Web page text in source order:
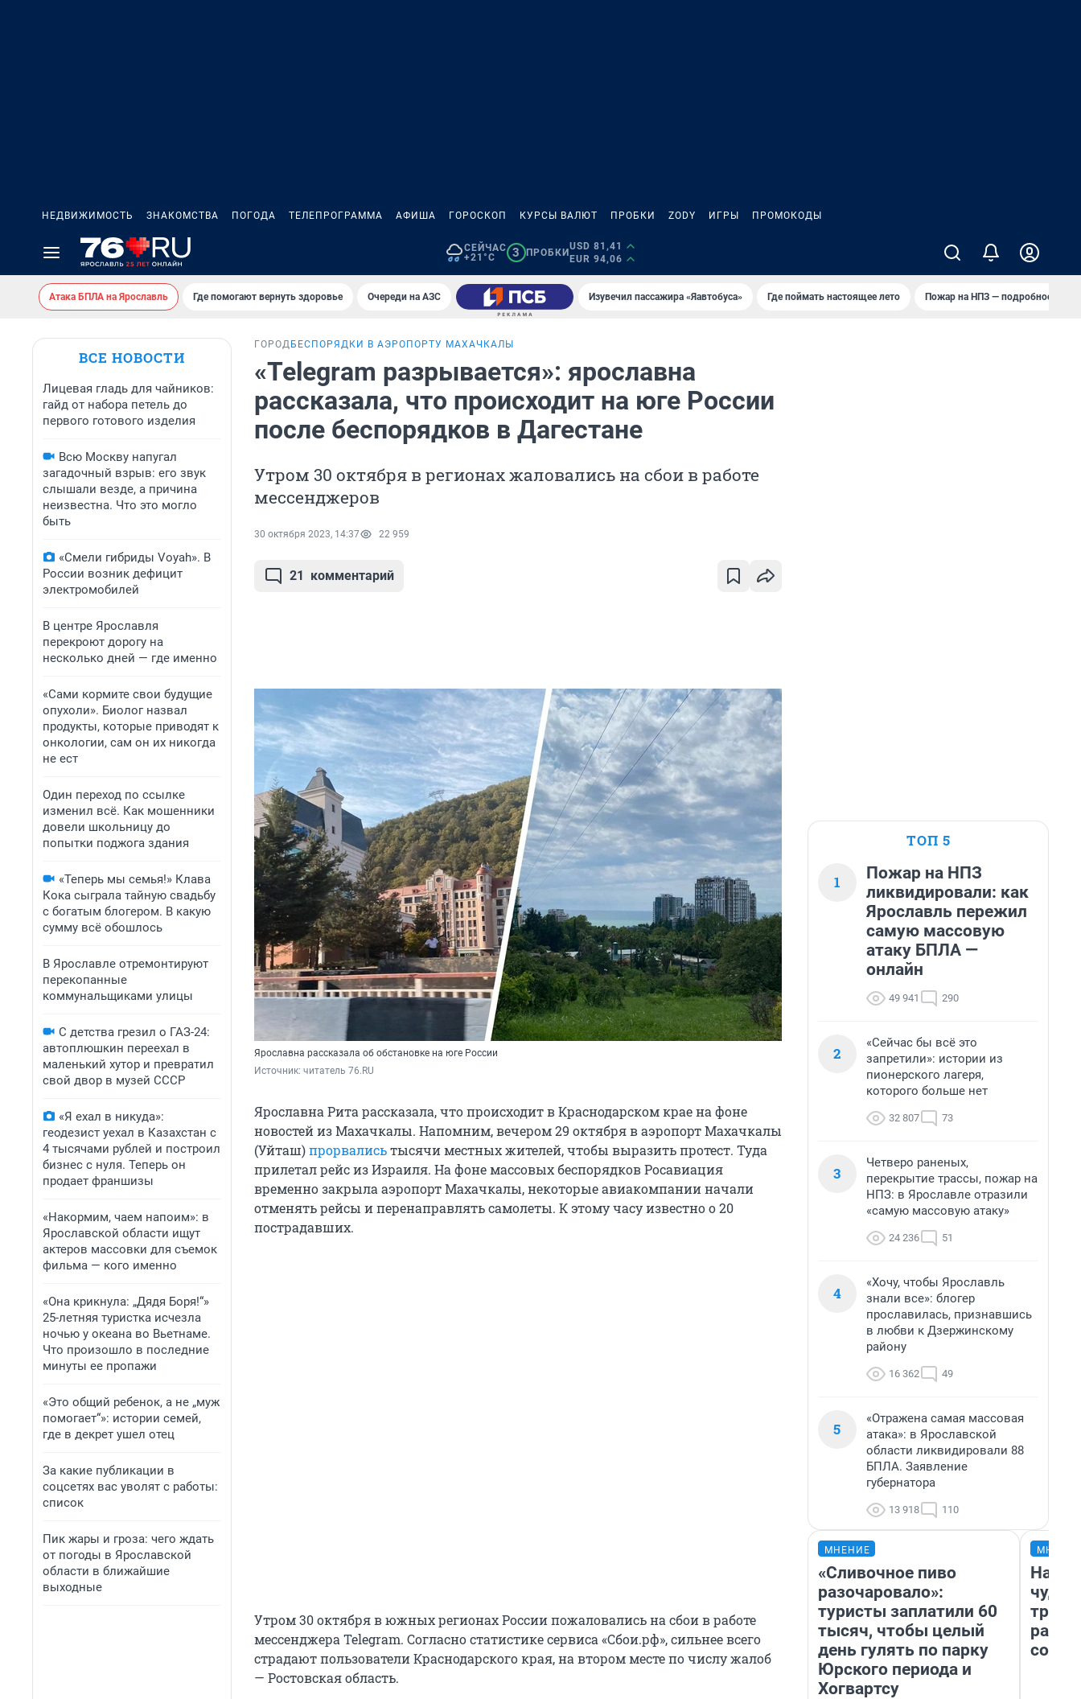
НЕДВИЖИМОСТЬ ЗНАКОМСТВА ПОГОДА ТЕЛЕПРОГРАММА АФИША ГОРОСКОП КУРСЫ ВАЛЮТ ПРОБКИ ZODY ИГРЫ ПРОМОКОДЫ
СЕЙЧАС
+21°C
3 ПРОБКИ
USD 81,41
EUR 94,06
Атака БПЛА на Ярославль Где помогают вернуть здоровье Очереди на АЗС Изувечил пассажира «Яавтобуса» Где поймать настоящее лето Пожар на НПЗ — подробности
ВСЕ НОВОСТИ
Лицевая гладь для чайников:
гайд от набора петель до
первого готового изделия
Всю Москву напугал
загадочный взрыв: его звук
слышали везде, а причина
неизвестна. Что это могло
быть
«Смели гибриды Voyah». В
России возник дефицит
электромобилей
В центре Ярославля
перекроют дорогу на
несколько дней — где именно
«Сами кормите свои будущие
опухоли». Биолог назвал
продукты, которые приводят к
онкологии, сам он их никогда
не ест
Один переход по ссылке
изменил всё. Как мошенники
довели школьницу до
попытки поджога здания
«Теперь мы семья!» Клава
Кока сыграла тайную свадьбу
с богатым блогером. В какую
сумму всё обошлось
В Ярославле отремонтируют
перекопанные
коммунальщиками улицы
С детства грезил о ГАЗ-24:
автоплюшкин переехал в
маленький хутор и превратил
свой двор в музей СССР
«Я ехал в никуда»:
геодезист уехал в Казахстан с
4 тысячами рублей и построил
бизнес с нуля. Теперь он
продает франшизы
«Накормим, чаем напоим»: в
Ярославской области ищут
актеров массовки для съемок
фильма — кого именно
«Она крикнула: „Дядя Боря!“»
25-летняя туристка исчезла
ночью у океана во Вьетнаме.
Что произошло в последние
минуты ее пропажи
«Это общий ребенок, а не „муж
помогает“»: истории семей,
где в декрет ушел отец
За какие публикации в
соцсетях вас уволят с работы:
список
Пик жары и гроза: чего ждать
от погоды в Ярославской
области в ближайшие
выходные
ГОРОД БЕСПОРЯДКИ В АЭРОПОРТУ МАХАЧКАЛЫ
«Telegram разрывается»: ярославна
рассказала, что происходит на юге России
после беспорядков в Дагестане
Утром 30 октября в регионах жаловались на сбои в работе
мессенджеров
30 октября 2023, 14:37 22 959
21 комментарий
Ярославна рассказала об обстановке на юге России
Источник: читатель 76.RU
Ярославна Рита рассказала, что происходит в Краснодарском крае на фоне
новостей из Махачкалы. Напомним, вечером 29 октября в аэропорт Махачкалы
(Уйташ)прорвалисьтысячи местных жителей, чтобы выразить протест. Туда
прилетал рейс из Израиля. На фоне массовых беспорядков Росавиация
временно закрыла аэропорт Махачкалы, некоторые авиакомпании начали
отменять рейсы и перенаправлять самолеты. К этому часу известно о 20
пострадавших.
Утром 30 октября в южных регионах России пожаловались на сбои в работе
мессенджера Telegram. Согласно статистике сервиса «Сбои.рф», сильнее всего
страдают пользователи Краснодарского края, на втором месте по числу жалоб
— Ростовская область.
ТОП 5
1
Пожар на НПЗ
ликвидировали: как
Ярославль пережил
самую массовую
атаку БПЛА —
онлайн
49 941 290
2
«Сейчас бы всё это
запретили»: истории из
пионерского лагеря,
которого больше нет
32 807 73
3
Четверо раненых,
перекрытие трассы, пожар на
НПЗ: в Ярославле отразили
«самую массовую атаку»
24 236 51
4
«Хочу, чтобы Ярославль
знали все»: блогер
прославилась, признавшись
в любви к Дзержинскому
району
16 362 49
5
«Отражена самая массовая
атака»: в Ярославской
области ликвидировали 88
БПЛА. Заявление
губернатора
13 918 110
МНЕНИЕ
«Сливочное пиво
разочаровало»:
туристы заплатили 60
тысяч, чтобы целый
день гулять по парку
Юрского периода и
Хогвартсу